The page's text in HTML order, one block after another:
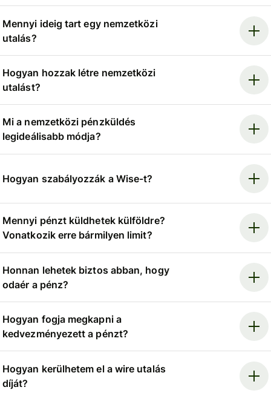
Mennyi ideig tart egy nemzetközi
utalás?
Hogyan hozzak létre nemzetközi
utalást?
Mi a nemzetközi pénzküldés
legideálisabb módja?
Hogyan szabályozzák a Wise-t?
Mennyi pénzt küldhetek külföldre?
Vonatkozik erre bármilyen limit?
Honnan lehetek biztos abban, hogy
odaér a pénz?
Hogyan fogja megkapni a
kedvezményezett a pénzt?
Hogyan kerülhetem el a wire utalás
díját?